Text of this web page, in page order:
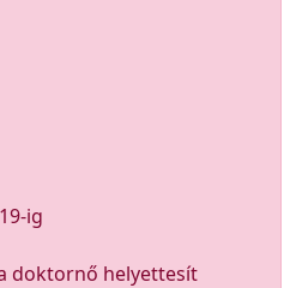
ig
doktornő helyettesít